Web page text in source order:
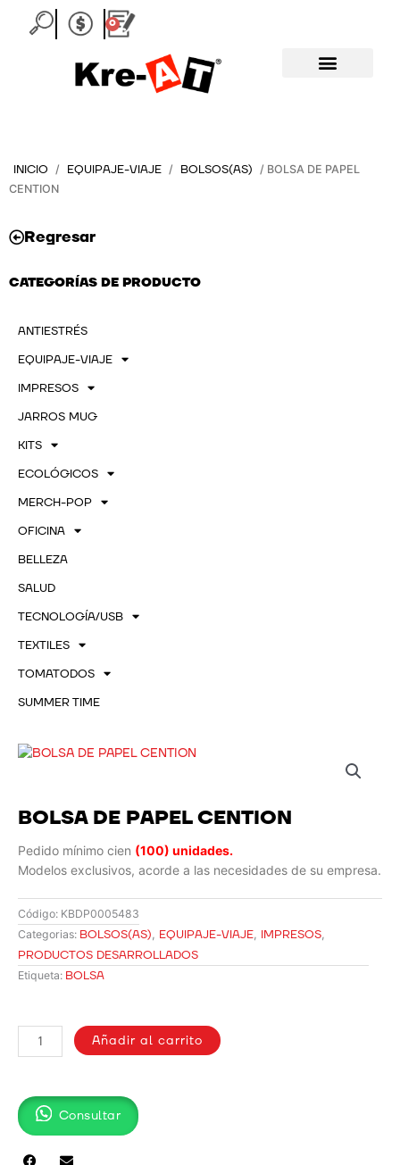
0
Carrito
INICIO / EQUIPAJE-VIAJE / BOLSOS(AS) / BOLSA DE PAPEL
CENTION
Regresar
CATEGORÍAS DE PRODUCTO
ANTIESTRÉS
EQUIPAJE-VIAJE
IMPRESOS
JARROS MUG
KITS
ECOLÓGICOS
MERCH-POP
OFICINA
BELLEZA
SALUD
TECNOLOGÍA/USB
TEXTILES
TOMATODOS
SUMMER TIME
BOLSA DE PAPEL CENTION
Pedido mínimo cien (100) unidades.
Modelos exclusivos, acorde a las necesidades de su empresa.
Código: KBDP0005483
Categorias: BOLSOS(AS), EQUIPAJE-VIAJE, IMPRESOS,
PRODUCTOS DESARROLLADOS
Etiqueta: BOLSA
PAPEL
cantidad
Añadir al carrito
Consultar